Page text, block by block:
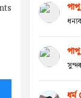
পাপু
পাপু